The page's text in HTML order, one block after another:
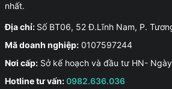
nhất.
Địa chỉ: Số BT06, 52 Đ.Lĩnh Nam, P.
Mã doanh nghiệp:0107597244
Nơi cấp:Sở kế hoạch và đầu tư HN-
Hotline tư vấn:0982.636.036